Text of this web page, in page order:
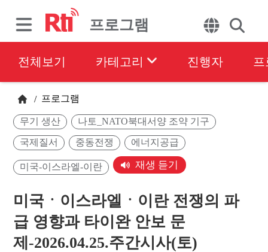
프로그램
전체보기 카테고리 진행자
/ 프로그램
무기 생산 나토_NATO북대서양 조약 기구
국제질서 중동전쟁 에너지공급
미국-이스라엘-이란 재생 듣기
미국ㆍ이스라엘ㆍ이란 전쟁의 파
급 영향과 타이완 안보 문
제-2026.04.25.주간시사(토)